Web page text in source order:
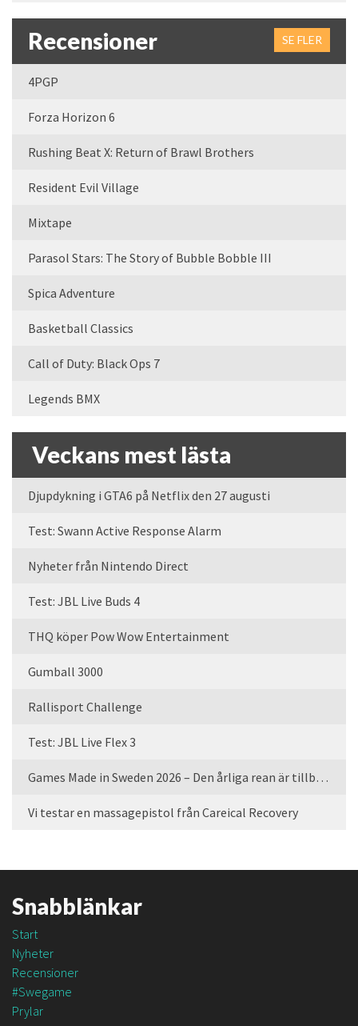
Recensioner SE FLER
4PGP
Forza Horizon 6
Rushing Beat X: Return of Brawl Brothers
Resident Evil Village
Mixtape
Parasol Stars: The Story of Bubble Bobble III
Spica Adventure
Basketball Classics
Call of Duty: Black Ops 7
Legends BMX
Veckans mest lästa
Djupdykning i GTA6 på Netflix den 27 augusti
Test: Swann Active Response Alarm
Nyheter från Nintendo Direct
Test: JBL Live Buds 4
THQ köper Pow Wow Entertainment
Gumball 3000
Rallisport Challenge
Test: JBL Live Flex 3
Games Made in Sweden 2026 – Den årliga rean är tillbaka
Vi testar en massagepistol från Careical Recovery
Snabblänkar
Start
Nyheter
Recensioner
#Swegame
Prylar